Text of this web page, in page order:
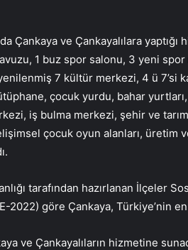
Çankaya ve Çankayalılara
1 buz spor salonu, 3 yeni
7 kültür merkezi, 4 ü 7’si
çocuk yurdu, bahar
iş bulma merkezi, şehir ve
çocuk oyun alanları, üretim
tarafından hazırlanan İlçeler
2022) göre Çankaya, Türkiye’nin
ve Çankayalıların hizmetine